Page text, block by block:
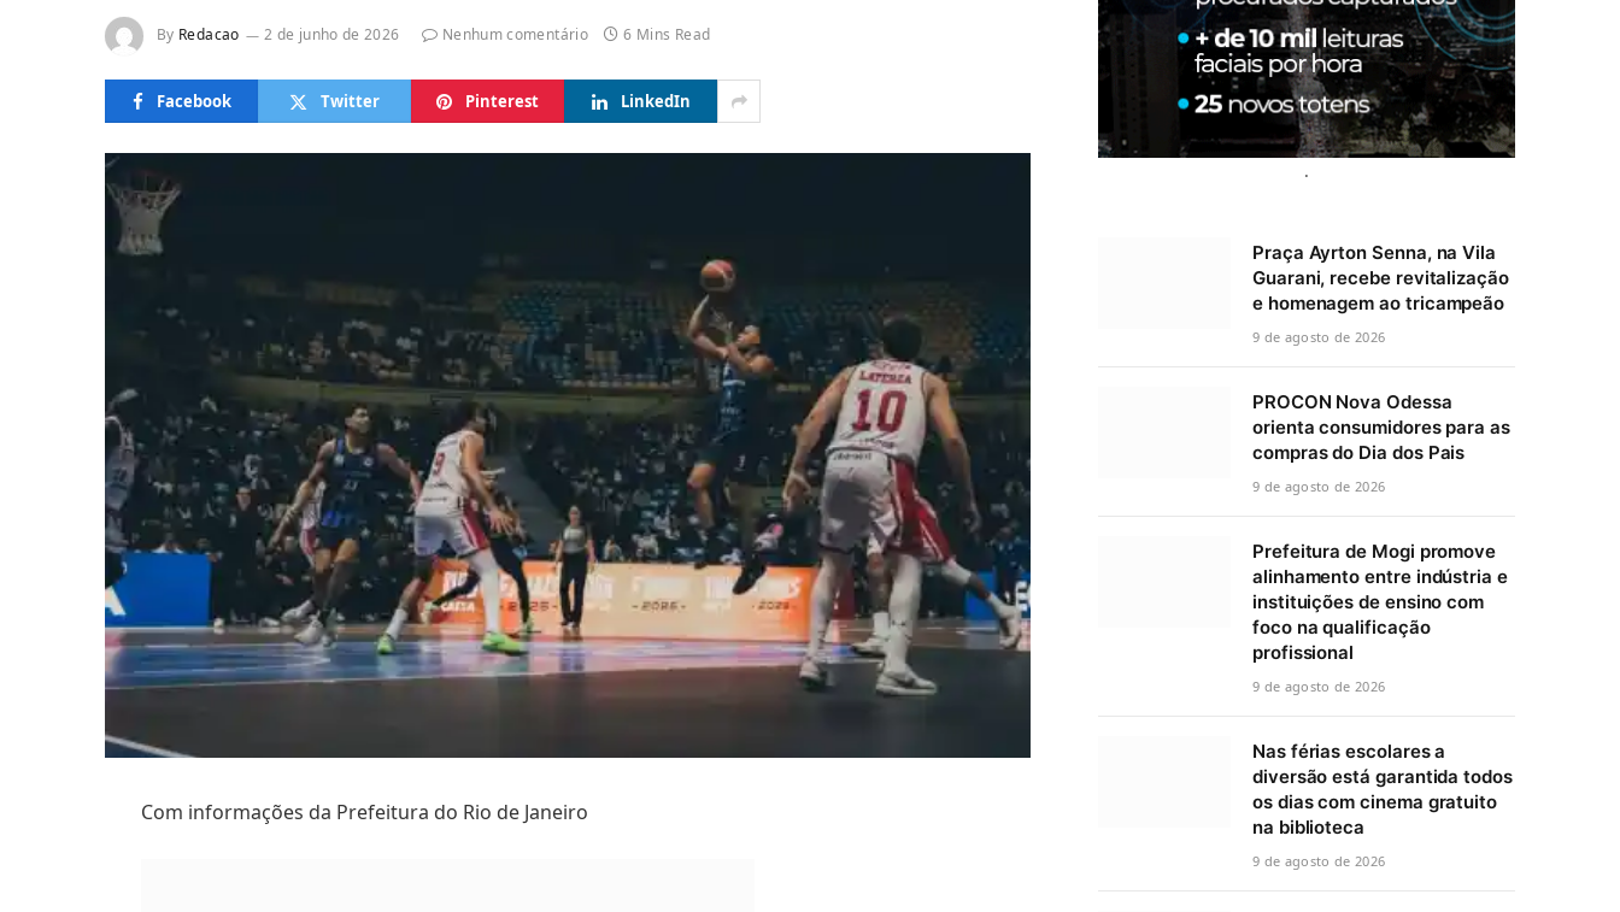
By Redacao 2 de junho de 2026 Nenhum comentário 6 Mins Read
Facebook Twitter Pinterest LinkedIn
Com informações da Prefeitura do Rio de Janeiro
.
Praça Ayrton Senna, na Vila
Guarani, recebe revitalização
e homenagem ao tricampeão
9 de agosto de 2026
PROCON Nova Odessa
orienta consumidores para as
compras do Dia dos Pais
9 de agosto de 2026
Prefeitura de Mogi promove
alinhamento entre indústria e
instituições de ensino com
foco na qualificação
profissional
9 de agosto de 2026
Nas férias escolares a
diversão está garantida todos
os dias com cinema gratuito
na biblioteca
9 de agosto de 2026